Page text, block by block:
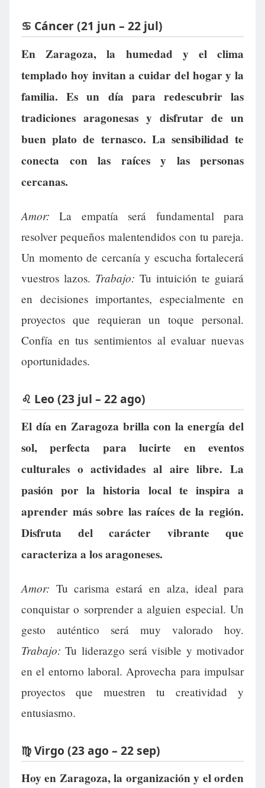
♋ Cáncer (21 jun – 22 jul)
En Zaragoza, la humedad y el clima
templado hoy invitan a cuidar del hogar y la
familia. Es un día para redescubrir las
tradiciones aragonesas y disfrutar de un
buen plato de ternasco. La sensibilidad te
conecta con las raíces y las personas
cercanas.
Amor: La empatía será fundamental para
resolver pequeños malentendidos con tu pareja.
Un momento de cercanía y escucha fortalecerá
vuestros lazos. Trabajo: Tu intuición te guiará
en decisiones importantes, especialmente en
proyectos que requieran un toque personal.
Confía en tus sentimientos al evaluar nuevas
oportunidades.
♌ Leo (23 jul – 22 ago)
El día en Zaragoza brilla con la energía del
sol, perfecta para lucirte en eventos
culturales o actividades al aire libre. La
pasión por la historia local te inspira a
aprender más sobre las raíces de la región.
Disfruta del carácter vibrante que
caracteriza a los aragoneses.
Amor: Tu carisma estará en alza, ideal para
conquistar o sorprender a alguien especial. Un
gesto auténtico será muy valorado hoy.
Trabajo: Tu liderazgo será visible y motivador
en el entorno laboral. Aprovecha para impulsar
proyectos que muestren tu creatividad y
entusiasmo.
♍ Virgo (23 ago – 22 sep)
Hoy en Zaragoza, la organización y el orden